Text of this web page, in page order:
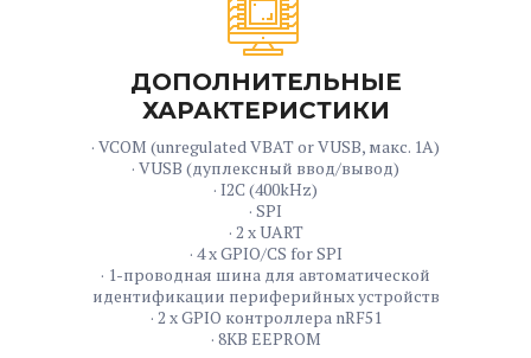
ДОПОЛНИТЕЛЬНЫЕ
ХАРАКТЕРИСТИКИ
· VCOM (unregulated VBAT or VUSB, макс. 1A)
· VUSB (дуплексный ввод/вывод)
· I2C (400kHz)
· SPI
· 2 x UART
· 4 x GPIO/CS for SPI
· 1-проводная шина для автоматической
идентификации периферийных устройств
· 2 x GPIO контроллера nRF51
· 8KB EEPROM